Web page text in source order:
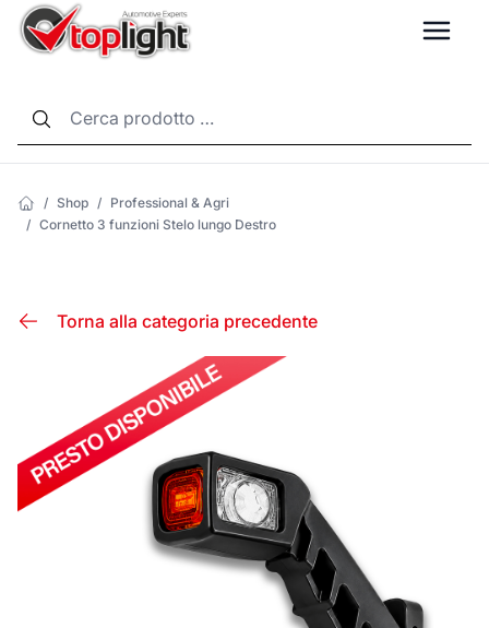
/ Shop / Professional & Agri
/ Cornetto 3 funzioni Stelo lungo Destro
Torna alla categoria precedente